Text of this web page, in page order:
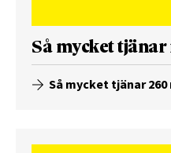
Så mycket
Så mycket tjänar